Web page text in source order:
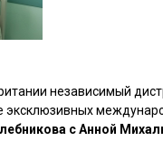
независимый
эксклюзивных
с Анной